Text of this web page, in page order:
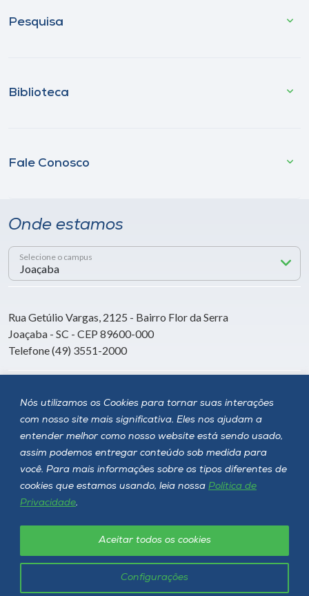
Nós utilizamos os Cookies para tornar suas interações
com nosso site mais significativa. Eles nos ajudam a
entender melhor como nosso website está sendo usado,
assim podemos entregar conteúdo sob medida para
você. Para mais informações sobre os tipos diferentes de
cookies que estamos usando, leia nossa Política de
Privacidade.
Configurações
Aceitar todos os cookies
Pesquisa
Biblioteca
Fale Conosco
Onde estamos
Selecione o campus
Rua Getúlio Vargas, 2125 - Bairro Flor da Serra
Joaçaba - SC - CEP 89600-000
Telefone (49) 3551-2000
Siga a Unoesc
Unoesc © 2026 - Todos os direitos reservados
Política de privacidade LGPD